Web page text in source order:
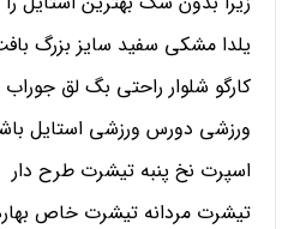
یلدا مشکی سفید سایز بزرگ
کارگو شلوار راحتی بگ لق جوراب
ورزشی دورس ورزشی استایل
اسپرت نخ پنبه تیشرت طرح دار
تیشرت مردانه تیشرت خاص